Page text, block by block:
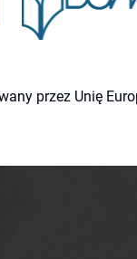
przez Unię